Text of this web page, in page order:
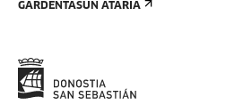
GARDENTASUN ATARIA